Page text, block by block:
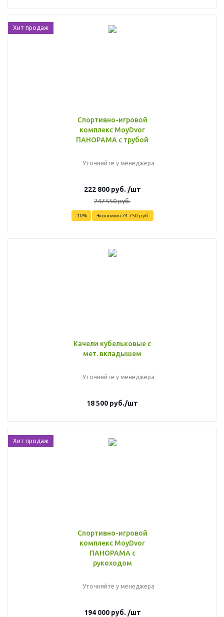
Хит продаж
Спортивно-игровой
комплекс MoyDvor
ПАНОРАМА с трубой
Уточняйте у менеджера
222 800руб. /шт
247 550руб.
-10% Экономия 24 750 руб.
Качели кубельковые с
мет. вкладышем
Уточняйте у менеджера
18 500 руб./шт
Хит продаж
Спортивно-игровой
комплекс MoyDvor
ПАНОРАМА с
рукоходом
Уточняйте у менеджера
194 000руб. /шт